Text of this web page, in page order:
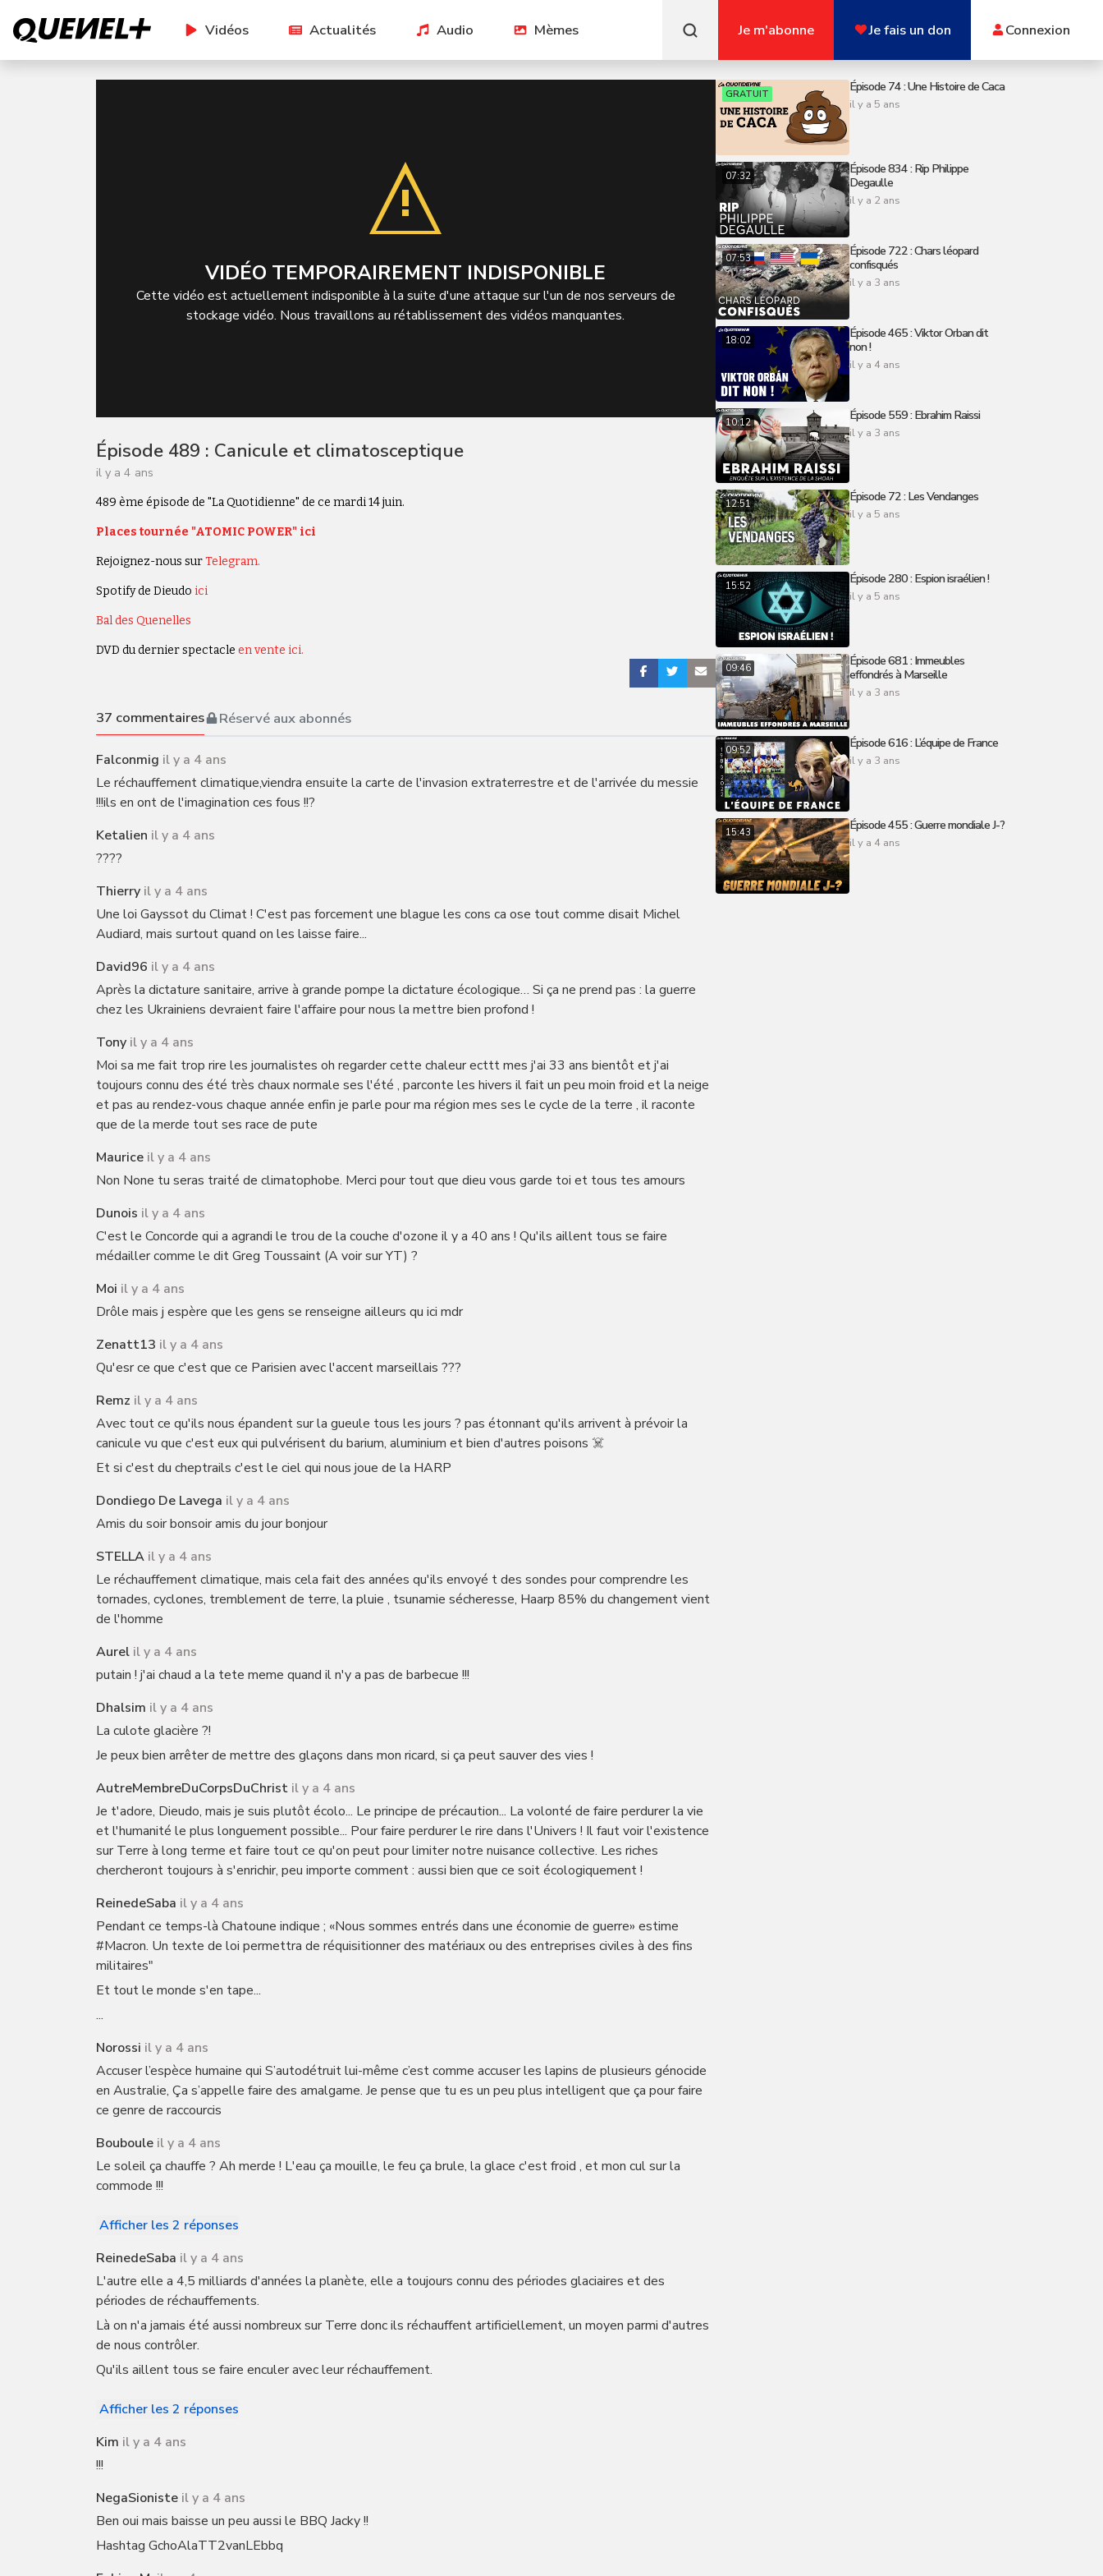
Vidéos Actualités Audio Mèmes Je m'abonne Je fais un don Connexion
VIDÉO TEMPORAIREMENT INDISPONIBLE
Cette vidéo est actuellement indisponible à la suite d'une attaque sur l'un de nos serveurs de
stockage vidéo. Nous travaillons au rétablissement des vidéos manquantes.
Épisode 489 : Canicule et climatosceptique
il y a 4 ans
489 ème épisode de "La Quotidienne" de ce mardi 14 juin.
Places tournée "ATOMIC POWER" ici
Rejoignez-nous surTelegram.
Spotify de Dieudo ici
Bal des Quenelles
DVD du dernier spectacle en vente ici.
37 commentaires Réservé aux abonnés
Falconmig il y a 4 ans
Le réchauffement climatique,viendra ensuite la carte de l'invasion extraterrestre et de l'arrivée du messie
!!!ils en ont de l'imagination ces fous !!?
Ketalien il y a 4 ans
????
Thierry il y a 4 ans
Une loi Gayssot du Climat ! C'est pas forcement une blague les cons ca ose tout comme disait Michel
Audiard, mais surtout quand on les laisse faire...
David96 il y a 4 ans
Après la dictature sanitaire, arrive à grande pompe la dictature écologique… Si ça ne prend pas : la guerre
chez les Ukrainiens devraient faire l'affaire pour nous la mettre bien profond !
Tony il y a 4 ans
Moi sa me fait trop rire les journalistes oh regarder cette chaleur ecttt mes j'ai 33 ans bientôt et j'ai
toujours connu des été très chaux normale ses l'été , parconte les hivers il fait un peu moin froid et la neige
et pas au rendez-vous chaque année enfin je parle pour ma région mes ses le cycle de la terre , il raconte
que de la merde tout ses race de pute
Maurice il y a 4 ans
Non None tu seras traité de climatophobe. Merci pour tout que dieu vous garde toi et tous tes amours
Dunois il y a 4 ans
C'est le Concorde qui a agrandi le trou de la couche d'ozone il y a 40 ans ! Qu'ils aillent tous se faire
médailler comme le dit Greg Toussaint (A voir sur YT) ?
Moi il y a 4 ans
Drôle mais j espère que les gens se renseigne ailleurs qu ici mdr
Zenatt13 il y a 4 ans
Qu'esr ce que c'est que ce Parisien avec l'accent marseillais ???
Remz il y a 4 ans
Avec tout ce qu'ils nous épandent sur la gueule tous les jours ? pas étonnant qu'ils arrivent à prévoir la
canicule vu que c'est eux qui pulvérisent du barium, aluminium et bien d'autres poisons ☠️
Et si c'est du cheptrails c'est le ciel qui nous joue de la HARP
Dondiego De Lavega il y a 4 ans
Amis du soir bonsoir amis du jour bonjour
STELLA il y a 4 ans
Le réchauffement climatique, mais cela fait des années qu'ils envoyé t des sondes pour comprendre les
tornades, cyclones, tremblement de terre, la pluie , tsunamie sécheresse, Haarp 85% du changement vient
de l'homme
Aurel il y a 4 ans
putain ! j'ai chaud a la tete meme quand il n'y a pas de barbecue !!!
Dhalsim il y a 4 ans
La culote glacière ?!
Je peux bien arrêter de mettre des glaçons dans mon ricard, si ça peut sauver des vies !
AutreMembreDuCorpsDuChrist il y a 4 ans
Je t'adore, Dieudo, mais je suis plutôt écolo... Le principe de précaution... La volonté de faire perdurer la vie
et l'humanité le plus longuement possible... Pour faire perdurer le rire dans l'Univers ! Il faut voir l'existence
sur Terre à long terme et faire tout ce qu'on peut pour limiter notre nuisance collective. Les riches
chercheront toujours à s'enrichir, peu importe comment : aussi bien que ce soit écologiquement !
ReinedeSaba il y a 4 ans
Pendant ce temps-là Chatoune indique ; «Nous sommes entrés dans une économie de guerre» estime
#Macron. Un texte de loi permettra de réquisitionner des matériaux ou des entreprises civiles à des fins
militaires"
Et tout le monde s'en tape...
...
Norossi il y a 4 ans
Accuser l’espèce humaine qui S’autodétruit lui-même c’est comme accuser les lapins de plusieurs génocide
en Australie, Ça s’appelle faire des amalgame. Je pense que tu es un peu plus intelligent que ça pour faire
ce genre de raccourcis
Bouboule il y a 4 ans
Le soleil ça chauffe ? Ah merde ! L'eau ça mouille, le feu ça brule, la glace c'est froid , et mon cul sur la
commode !!!
Afficher les 2 réponses
ReinedeSaba il y a 4 ans
L'autre elle a 4,5 milliards d'années la planète, elle a toujours connu des périodes glaciaires et des
périodes de réchauffements.
Là on n'a jamais été aussi nombreux sur Terre donc ils réchauffent artificiellement, un moyen parmi d'autres
de nous contrôler.
Qu'ils aillent tous se faire enculer avec leur réchauffement.
Afficher les 2 réponses
Kim il y a 4 ans
!!!
NegaSioniste il y a 4 ans
Ben oui mais baisse un peu aussi le BBQ Jacky !!
Hashtag GchoAlaTT2vanLEbbq
GRATUIT Épisode 74 : Une Histoire de Caca
il y a 5 ans
07:32
Épisode 834 : Rip Philippe
Degaulle
il y a 2 ans
07:53
Épisode 722 : Chars léopard
confisqués
il y a 3 ans
18:02
Épisode 465 : Viktor Orban dit
non !
il y a 4 ans
10:12 Épisode 559 : Ebrahim Raissi
il y a 3 ans
12:51 Épisode 72 : Les Vendanges
il y a 5 ans
15:52 Épisode 280 : Espion israélien !
il y a 5 ans
09:46
Épisode 681 : Immeubles
effondrés à Marseille
il y a 3 ans
09:52 Épisode 616 : L’équipe de France
il y a 3 ans
15:43 Épisode 455 : Guerre mondiale J-?
il y a 4 ans